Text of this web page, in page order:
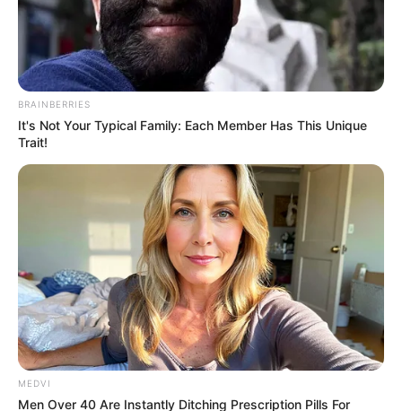
กันซิว่า คนเกิดวันไหนในช่วงเดือนกรกฎาคม 2557 จะ
ดวงดีสุดๆ โดยHoroscope.Mthai.comมีคลิปวีดีโอ
ทั้งหมด 7 วันมาให้คุณดูดังนี้ครับ
พยากรณ์ดวงชะตา คนเกิดประจำวันอาทิตย์
ดูดวงไพ่ยิปซีกับ อาจารย์ คฑา (คำทำนายในช่วงเวลา
เดือนกรกฎาคม 2557)
จะเด่นเกี่ยวกับเรื่องงานและการเงิน จะมีลาภลอยมีโชค
ฟลุ๊คๆเกิดขึ้น ลงทุนอะไรจะได้รับผลตอบแทนคุ้มค่า ด้าน
ความรักให้เปิดใจกว้างๆเข้าไว้ เพราะความรักกำลังจะเข้า
มา
BRAINBERRIES
It's Not Your Typical Family: Each Member Has This Unique
Trait!
MEDVI
Men Over 40 Are Instantly Ditching Prescription Pills For